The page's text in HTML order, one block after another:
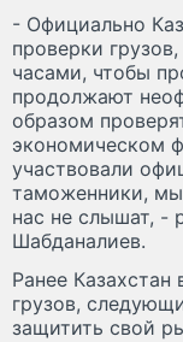
- Официально
проверки
часами, чтобы
продолжают
образом
экономическом
участвовали
таможенники,
нас не слышат, -
Шабданалиев.
Ранее
грузов,
защитить свой